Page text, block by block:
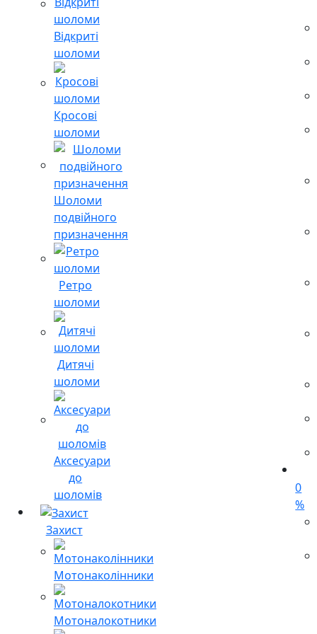
Відкриті
шоломи
Кросові
шоломи
Шоломи
подвійного
призначення
Ретро
шоломи
Дитячі
шоломи
Аксесуари
до
шоломів
Захист
Мотонаколінники
Мотоналокотники
0
%